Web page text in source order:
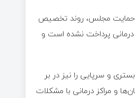
حمایت مجلس، روند تخصیص
آن به مراکز درمانی پرداخت نشده است و
و سرپایی را نیز در بر
و مراکز درمانی با مشکلات